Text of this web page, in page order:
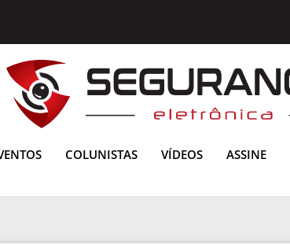
COLUNISTAS VÍDEOS ASSINE